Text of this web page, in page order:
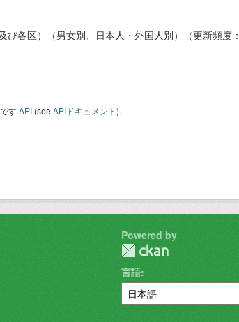
各区）（男女別、日本人・外国人別）（更新頻度
すAPI (see APIドキュメント).
Powered by
言語